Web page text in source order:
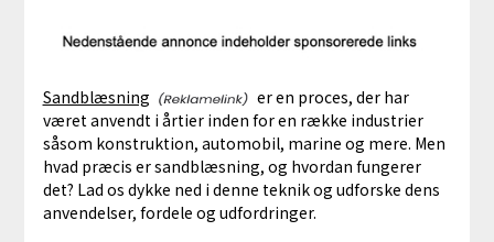
Sandblæsning
er en proces, der har
været anvendt i årtier inden for en række industrier
såsom konstruktion, automobil, marine og mere. Men
hvad præcis er sandblæsning, og hvordan fungerer
det? Lad os dykke ned i denne teknik og udforske dens
anvendelser, fordele og udfordringer.